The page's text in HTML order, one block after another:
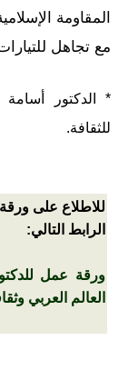
المقاومة
مع تجاهل
* الدكتور
للثقافة.
للاطلاع على
الرابط التالي:
ورقة عمل
العالم العربي